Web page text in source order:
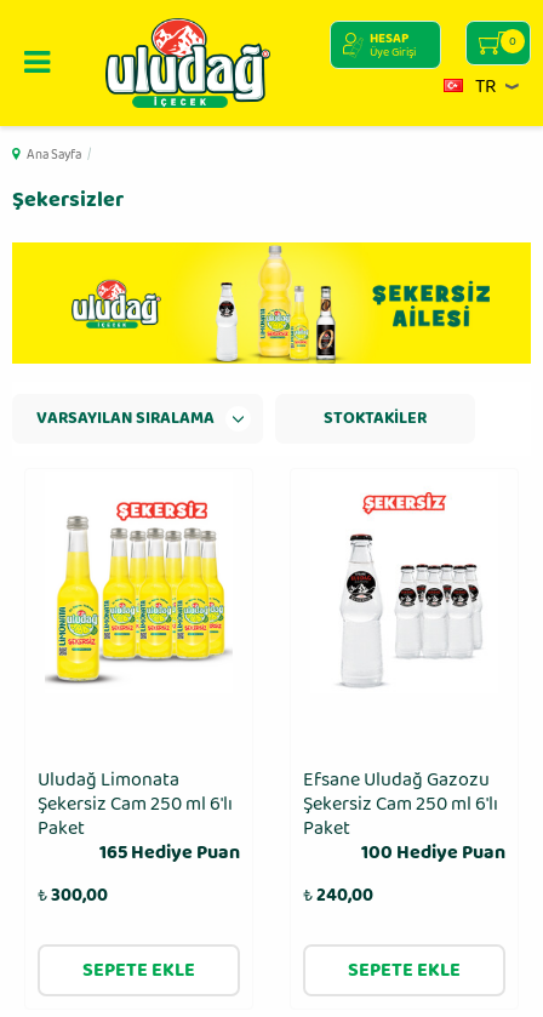
0
HESAP
Üye Girişi
TR
Ana Sayfa /
Şekersizler
STOKTAKILER
Uludağ Limonata
Şekersiz Cam 250 ml 6'lı
Paket
165 Hediye Puan
₺300,00
SEPETE EKLE
Efsane Uludağ Gazozu
Şekersiz Cam 250 ml 6′lı
Paket
100 Hediye Puan
₺240,00
SEPETE EKLE